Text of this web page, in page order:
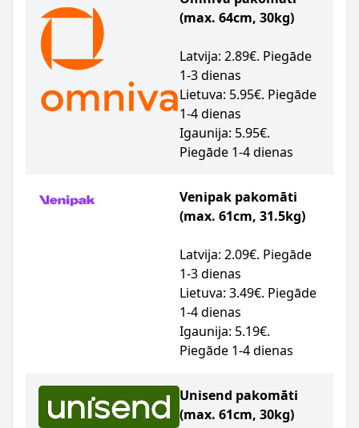
(max. 64cm, 30kg)
Latvija: 2.89€. Piegāde
1-3 dienas
Lietuva: 5.95€. Piegāde
1-4 dienas
Igaunija: 5.95€.
Piegāde 1-4 dienas
Venipak pakomāti
(max. 61cm, 31.5kg)
Latvija: 2.09€. Piegāde
1-3 dienas
Lietuva: 3.49€. Piegāde
1-4 dienas
Igaunija: 5.19€.
Piegāde 1-4 dienas
Unisend pakomāti
(max. 61cm, 30kg)